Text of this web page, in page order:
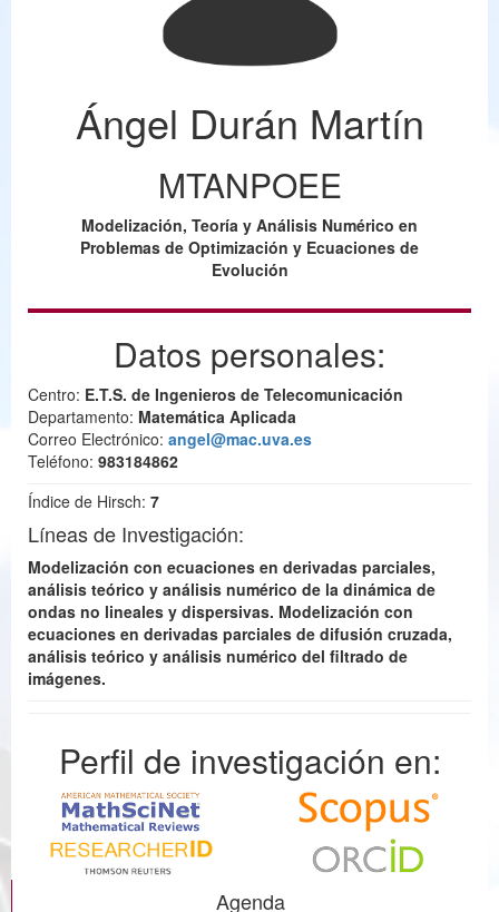
Ángel Durán Martín
MTANPOEE
Modelización, Teoría y Análisis Numérico en
Problemas de Optimización y Ecuaciones de
Evolución
Datos personales:
Centro: E.T.S. de Ingenieros de Telecomunicación
Departamento: Matemática Aplicada
Correo Electrónico: angel@mac.uva.es
Teléfono: 983184862
Índice de Hirsch: 7
Líneas de Investigación:
Modelización con ecuaciones en derivadas parciales,
análisis teórico y análisis numérico de la dinámica de
ondas no lineales y dispersivas. Modelización con
ecuaciones en derivadas parciales de difusión cruzada,
análisis teórico y análisis numérico del filtrado de
imágenes.
Perfil de investigación en:
Agenda